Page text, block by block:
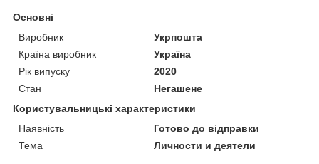
Основні
Виробник
Укрпошта
Країна виробник
Україна
Рік випуску
2020
Стан
Негашене
Користувальницькі характеристики
Наявність
Готово до відправки
Тема
Личности и деятели